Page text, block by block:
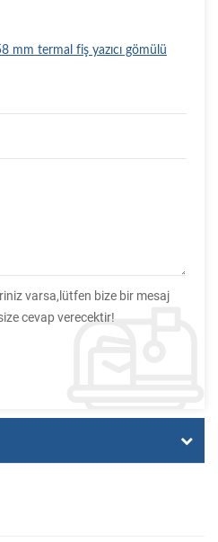
mm termal fiş yazıcı gömülü
varsa,lütfen bize bir mesaj
cevap verecektir!